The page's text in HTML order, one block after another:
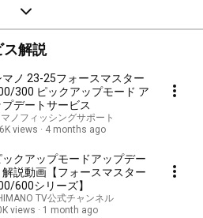
ス解説
マノ 23-25フォースマスター
300 ピックアップモード ア
プデートサービス
ノフィッシングサポート
views
4 months ago
ックアップモードアップデー
解説動画【フォースマスター
600シリーズ】
TV公式チャンネル
views
1 month ago